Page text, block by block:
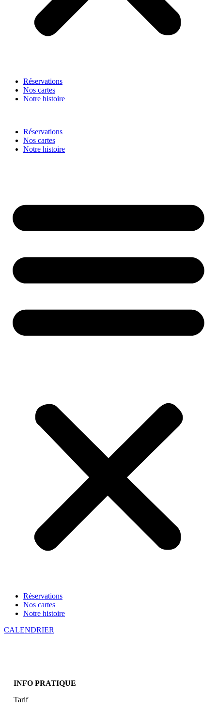
Réservations
Nos cartes
Notre histoire
Réservations
Nos cartes
Notre histoire
Réservations
Nos cartes
Notre histoire
CALENDRIER
INFO PRATIQUE
Tarif